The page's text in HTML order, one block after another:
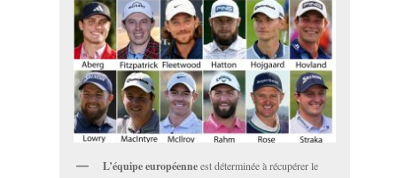
L’équipe européenneest déterminée à récupérer le